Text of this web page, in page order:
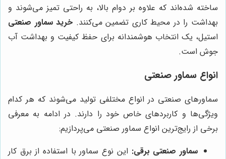
ساخته شده‌اند که علاوه بر دوام بالا، به راحتی تمیز می‌شوند و
بهداشت را در محیط کاری تضمین می‌کنند. خرید سماور صنعتی
استیل، یک انتخاب هوشمندانه برای حفظ کیفیت و بهداشت آب
جوش است.
انواع سماور صنعتی
سماورهای صنعتی در انواع مختلفی تولید می‌شوند که هر کدام
ویژگی‌ها و کاربردهای خاص خود را دارند. در ادامه به معرفی
برخی از رایج‌ترین انواع سماور صنعتی می‌پردازیم:
سماور صنعتی برقی: این نوع سماور با استفاده از برق کار